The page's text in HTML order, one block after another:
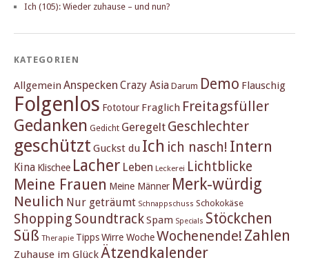
Ich (105): Wieder zuhause – und nun?
KATEGORIEN
Allgemein Anspecken Crazy Asia Darum Demo Flauschig
Folgenlos Fototour Fraglich Freitagsfüller
Gedanken Gedicht Geregelt Geschlechter
geschützt Guckst du Ich ich nasch! Intern
Kina Klischee Lacher Leben Leckerei Lichtblicke
Meine Frauen Meine Männer Merk-würdig
Neulich Nur geträumt Schnappschuss Schokokäse
Shopping SoundtrackSpam Specials Stöckchen
Süß Therapie TippsWirre WocheWochenende! Zahlen
Zuhause im Glück Ätzendkalender